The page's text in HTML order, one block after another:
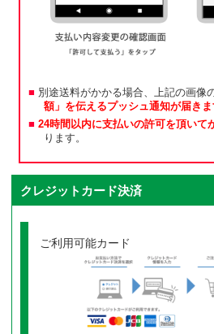
別途送料がかかる場合、上記の画像
額」を伝えるプッシュ通知が届きま
24時間以内に支払いの許可を頂いて
ります。
クレジットカード決済
ご利用可能カード